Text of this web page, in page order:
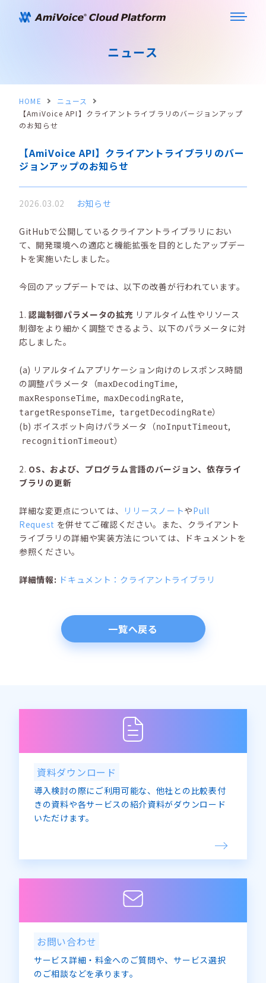
ニュース
HOME
ニュース
【AmiVoice API】クライアントライブラリのバージョンアップ
のお知らせ
【AmiVoice API】クライアントライブラリのバー
ジョンアップのお知らせ
2026.03.02 お知らせ
GitHubで公開しているクライアントライブラリにおい
て、開発環境への適応と機能拡張を目的としたアップデー
トを実施いたしました。
今回のアップデートでは、以下の改善が行われています。
1.認識制御パラメータの拡充 リアルタイム性やリソース
制御をより細かく調整できるよう、以下のパラメータに対
応しました。
(a) リアルタイムアプリケーション向けのレスポンス時間
の調整パラメータ（maxDecodingTime,
maxResponseTime, maxDecodingRate,
targetResponseTime, targetDecodingRate）
(b) ボイスボット向けパラメータ（noInputTimeout,
recognitionTimeout）
2. OS、および、プログラム言語のバージョン、依存ライ
ブラリの更新
詳細な変更点については、 リリースノートやPull
Request を併せてご確認ください。また、クライアント
ライブラリの詳細や実装方法については、ドキュメントを
参照ください。
詳細情報: ドキュメント：クライアントライブラリ
一覧へ戻る
資料ダウンロード
導入検討の際にご利用可能な、他社との比較表付
きの資料や各サービスの紹介資料がダウンロード
いただけます。
お問い合わせ
サービス詳細・料金へのご質問や、サービス選択
のご相談などを承ります。